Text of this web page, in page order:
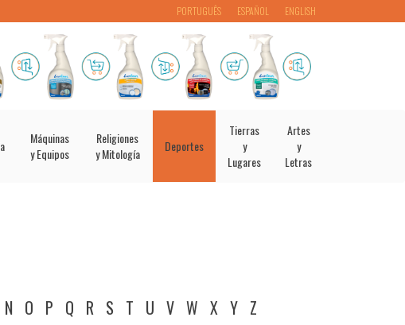
PORTUGUÊS ESPAÑOL ENGLISH
Máquinas
y Equipos
Religiones
y Mitología
Deportes
Tierras
y
Lugares
Artes
y
Letras
N O P Q R S T U V W X Y Z